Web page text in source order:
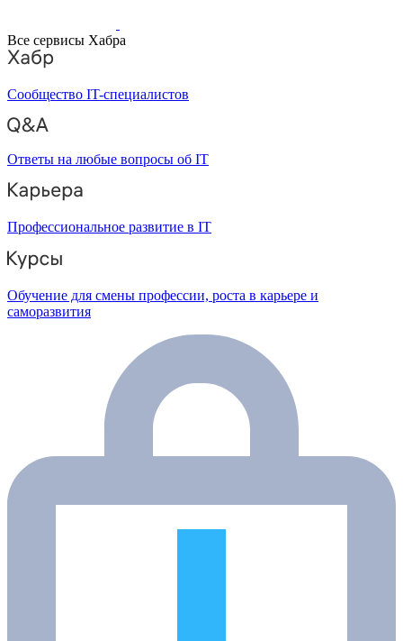
Все сервисы Хабра
Сообщество IT-специалистов
Ответы на любые вопросы об IT
Профессиональное развитие в IT
Обучение для смены профессии, роста в карьере и
саморазвития